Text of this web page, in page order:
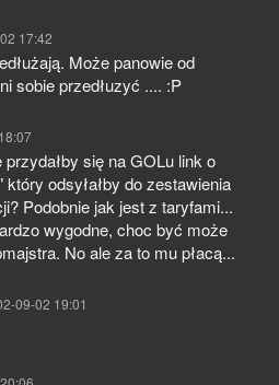
17:42
Może panowie od
sobie przedłuzyć .... :P
się na GOLu link o
odsyłałby do zestawienia
Podobnie jak jest z taryfami...
wygodne, choc być może
No ale za to mu płacą...
09-02 19:01